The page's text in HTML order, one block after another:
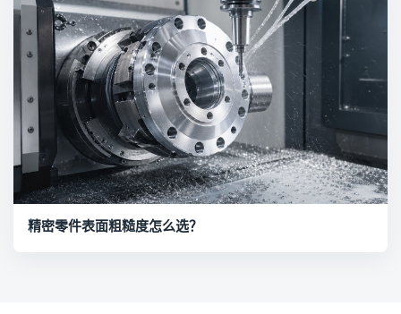
精密零件表面粗糙度怎么选？